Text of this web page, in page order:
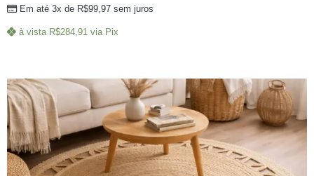
Em até 3x de R$99,97 sem juros
à vista R$284,91 via Pix